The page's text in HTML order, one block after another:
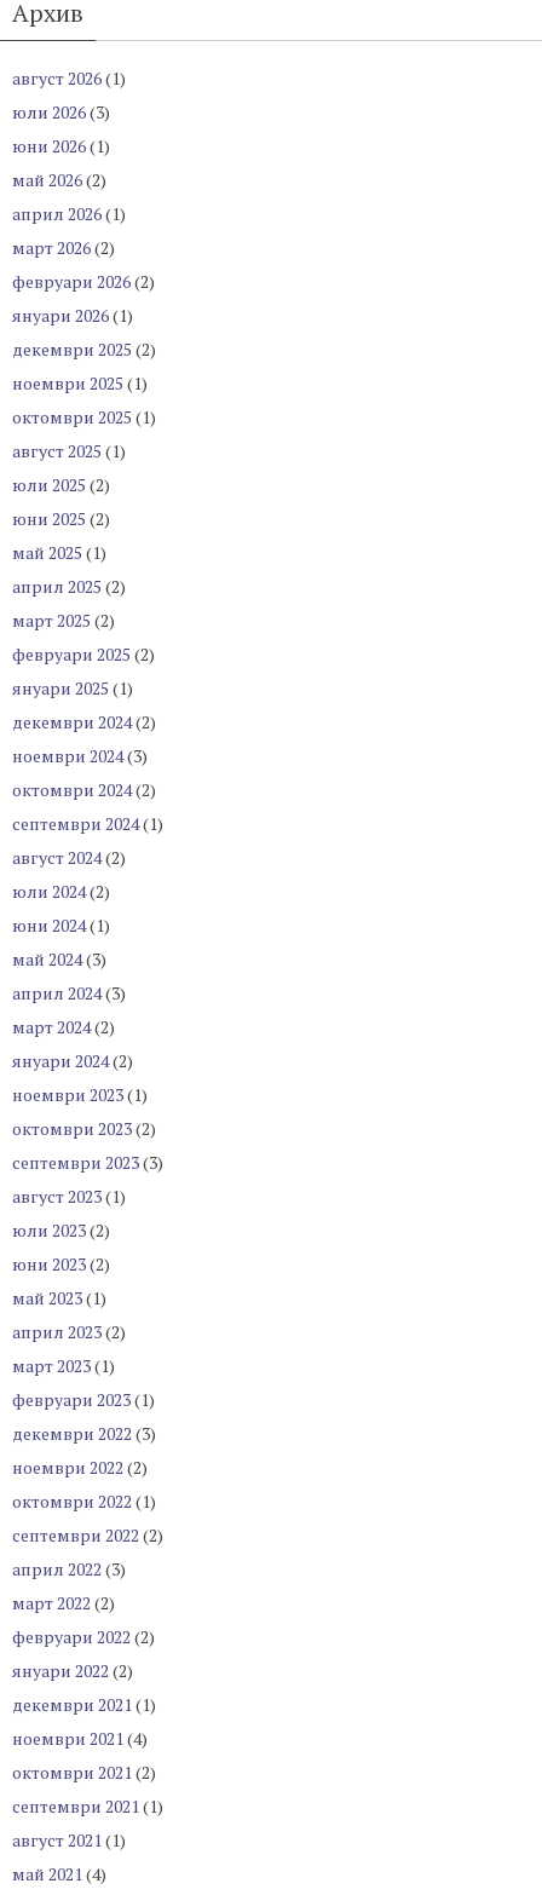
Архив
август 2026(1)
юли 2026(3)
юни 2026(1)
май 2026(2)
април 2026(1)
март 2026(2)
февруари 2026(2)
януари 2026(1)
декември 2025 (2)
ноември 2025 (1)
октомври 2025 (1)
август 2025 (1)
юли 2025 (2)
юни 2025 (2)
май 2025 (1)
април 2025 (2)
март 2025 (2)
февруари 2025 (2)
януари 2025 (1)
декември 2024(2)
ноември 2024(3)
октомври 2024(2)
септември 2024(1)
август 2024(2)
юли 2024(2)
юни 2024(1)
май 2024(3)
април 2024(3)
март 2024(2)
януари 2024(2)
ноември 2023(1)
октомври 2023(2)
септември 2023(3)
август 2023(1)
юли 2023(2)
юни 2023(2)
май 2023(1)
април 2023(2)
март 2023(1)
февруари 2023(1)
декември 2022 (3)
ноември 2022 (2)
октомври 2022 (1)
септември 2022 (2)
април 2022 (3)
март 2022 (2)
февруари 2022 (2)
януари 2022 (2)
декември 2021(1)
ноември 2021(4)
октомври 2021(2)
септември 2021(1)
август 2021(1)
май 2021(4)